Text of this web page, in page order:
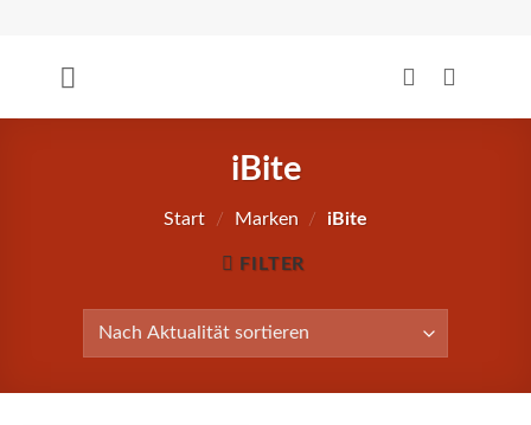
springen
iBite
Start / Marken / iBite
FILTER